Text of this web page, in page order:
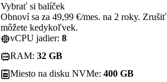
Vybrať si balíček
Obnoví sa za 49,99 €/mes. na 2 roky. Zrušiť
môžete kedykoľvek.
vCPU jadier: 8
RAM: 32 GB
Miesto na disku NVMe: 400 GB